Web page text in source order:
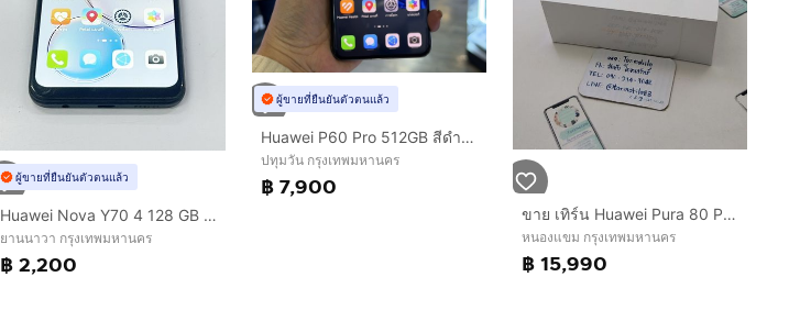
ผู้ขายที่ยืนยันตัวตนแล้ว
Huawei Nova Y70 4 128 GB ไม่เคยซ่อม สแกนได้ แบตนาน ราคาถูกใจ
ยานนาวา กรุงเทพมหานคร
฿ 2,200
ผู้ขายที่ยืนยันตัวตนแล้ว
Huawei P60 Pro 512GB สีดำ เครื่องศูนย์ จอ6.67นิ้ว แรม12รอม512 Snap8+ Gen1 กล้อง48ล้าน(3ตัว)🔥🔥
ปทุมวัน กรุงเทพมหานคร
฿ 7,900
ขาย เทิร์น Huawei Pura 80 Pro Red Ram 12 Rom 512 ศูนย์ไทย ของใหม่มือ 1 ประกัน 1 ปี เพียง 15,990 บาท เท่านั้น ครับ
หนองแขม กรุงเทพมหานคร
฿ 15,990